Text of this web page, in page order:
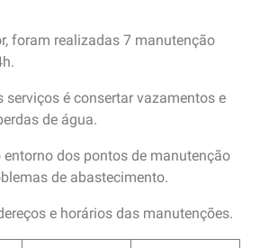
foram realizadas 7 manutenção
serviços é consertar vazamentos e
de água.
entorno dos pontos de manutenção
de abastecimento.
e horários das manutenções.